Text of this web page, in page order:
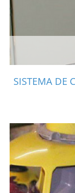
SISTEMA DE